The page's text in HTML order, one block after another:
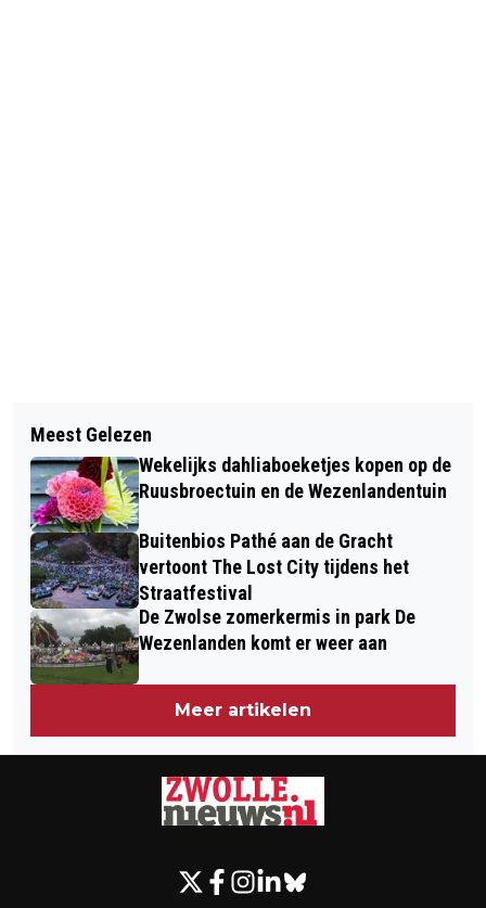
MOBILTEITSHUB WEEZENLANDEN-
NOORD: ONDERGRONDS PARKEREN,
BOVENGRONDS VEEL MEER GROEN
POLITIE KRIJGT ZAK VOL NEPPOLO'S
VAN DE POLITIE EN DIE KUNNEN
WORDEN GEBRUIKT DOOR
NEPAGENTEN
Meest Gelezen
Wekelijks dahliaboeketjes kopen op de
Ruusbroectuin en de Wezenlandentuin
Buitenbios Pathé aan de Gracht
vertoont The Lost City tijdens het
Straatfestival
De Zwolse zomerkermis in park De
Wezenlanden komt er weer aan
Meer artikelen